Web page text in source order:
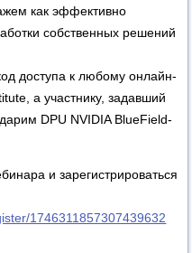
как эффективно
собственных решений
доступа к любому онлайн-
а участнику, задавший
DPU NVIDIA BlueField-
и зарегистрироваться
1746311857307439632